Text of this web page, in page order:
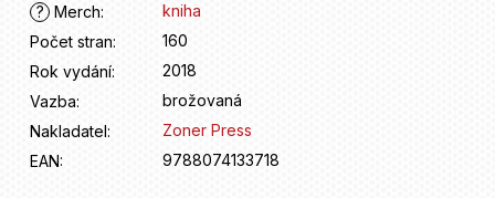
? Merch:
kniha
Počet stran:
160
Rok vydání:
2018
Vazba:
brožovaná
Nakladatel:
Zoner Press
EAN: 9788074133718